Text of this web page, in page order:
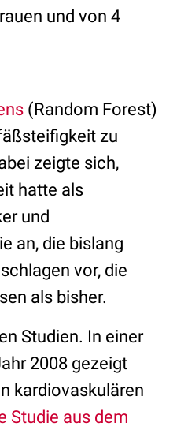
und von 4
(Random Forest)
zu
zeigte sich,
hatte als
und
an, die bislang
vor, die
als bisher.
Studien. In einer
2008 gezeigt
kardiovaskulären
Studie aus dem